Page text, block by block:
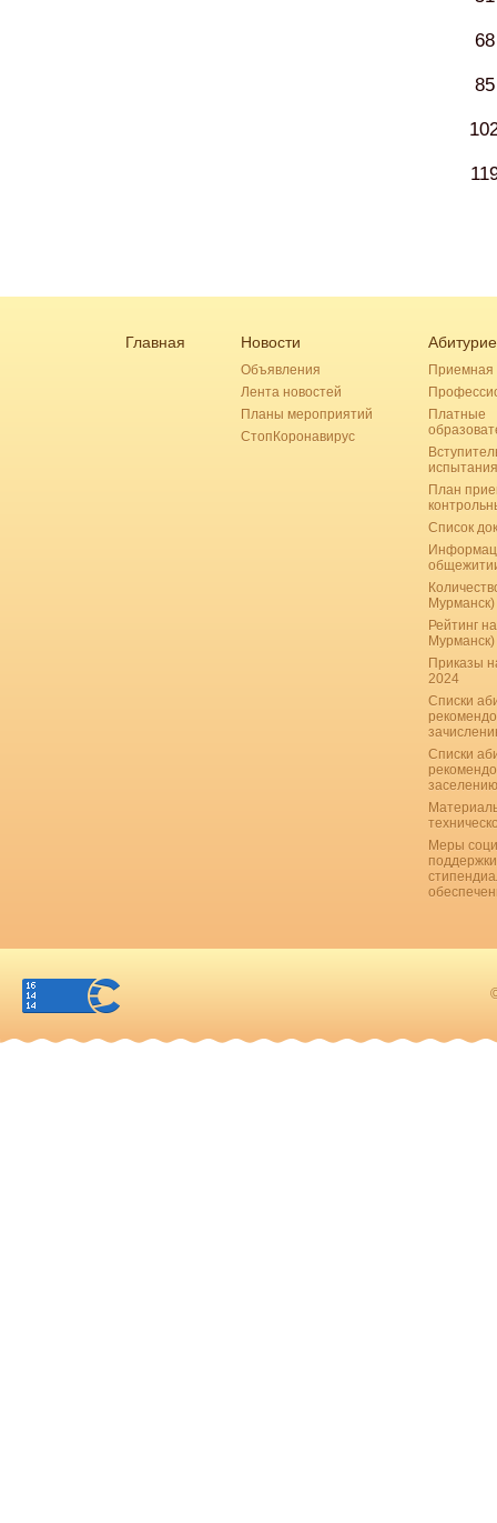
68
85
Главная Новости
Объявления
Лента новостей
Планы мероприятий
СтопКоронавирус
Приемная
Платные
испытания
План
Список
Мурманск)
Рейтинг
Мурманск)
Приказы
2024
Списки
Списки
Меры